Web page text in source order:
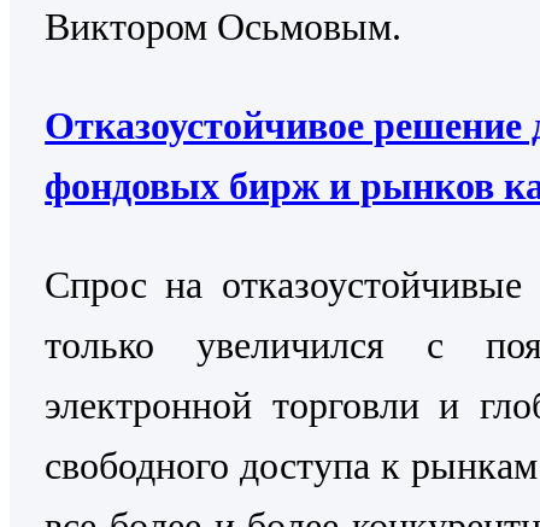
Виктором Осьмовым.
Отказоустойчивое решение
фондовых бирж и рынков
Cпрос на
только увеличился с
электронной торговли и
свободного доступа к